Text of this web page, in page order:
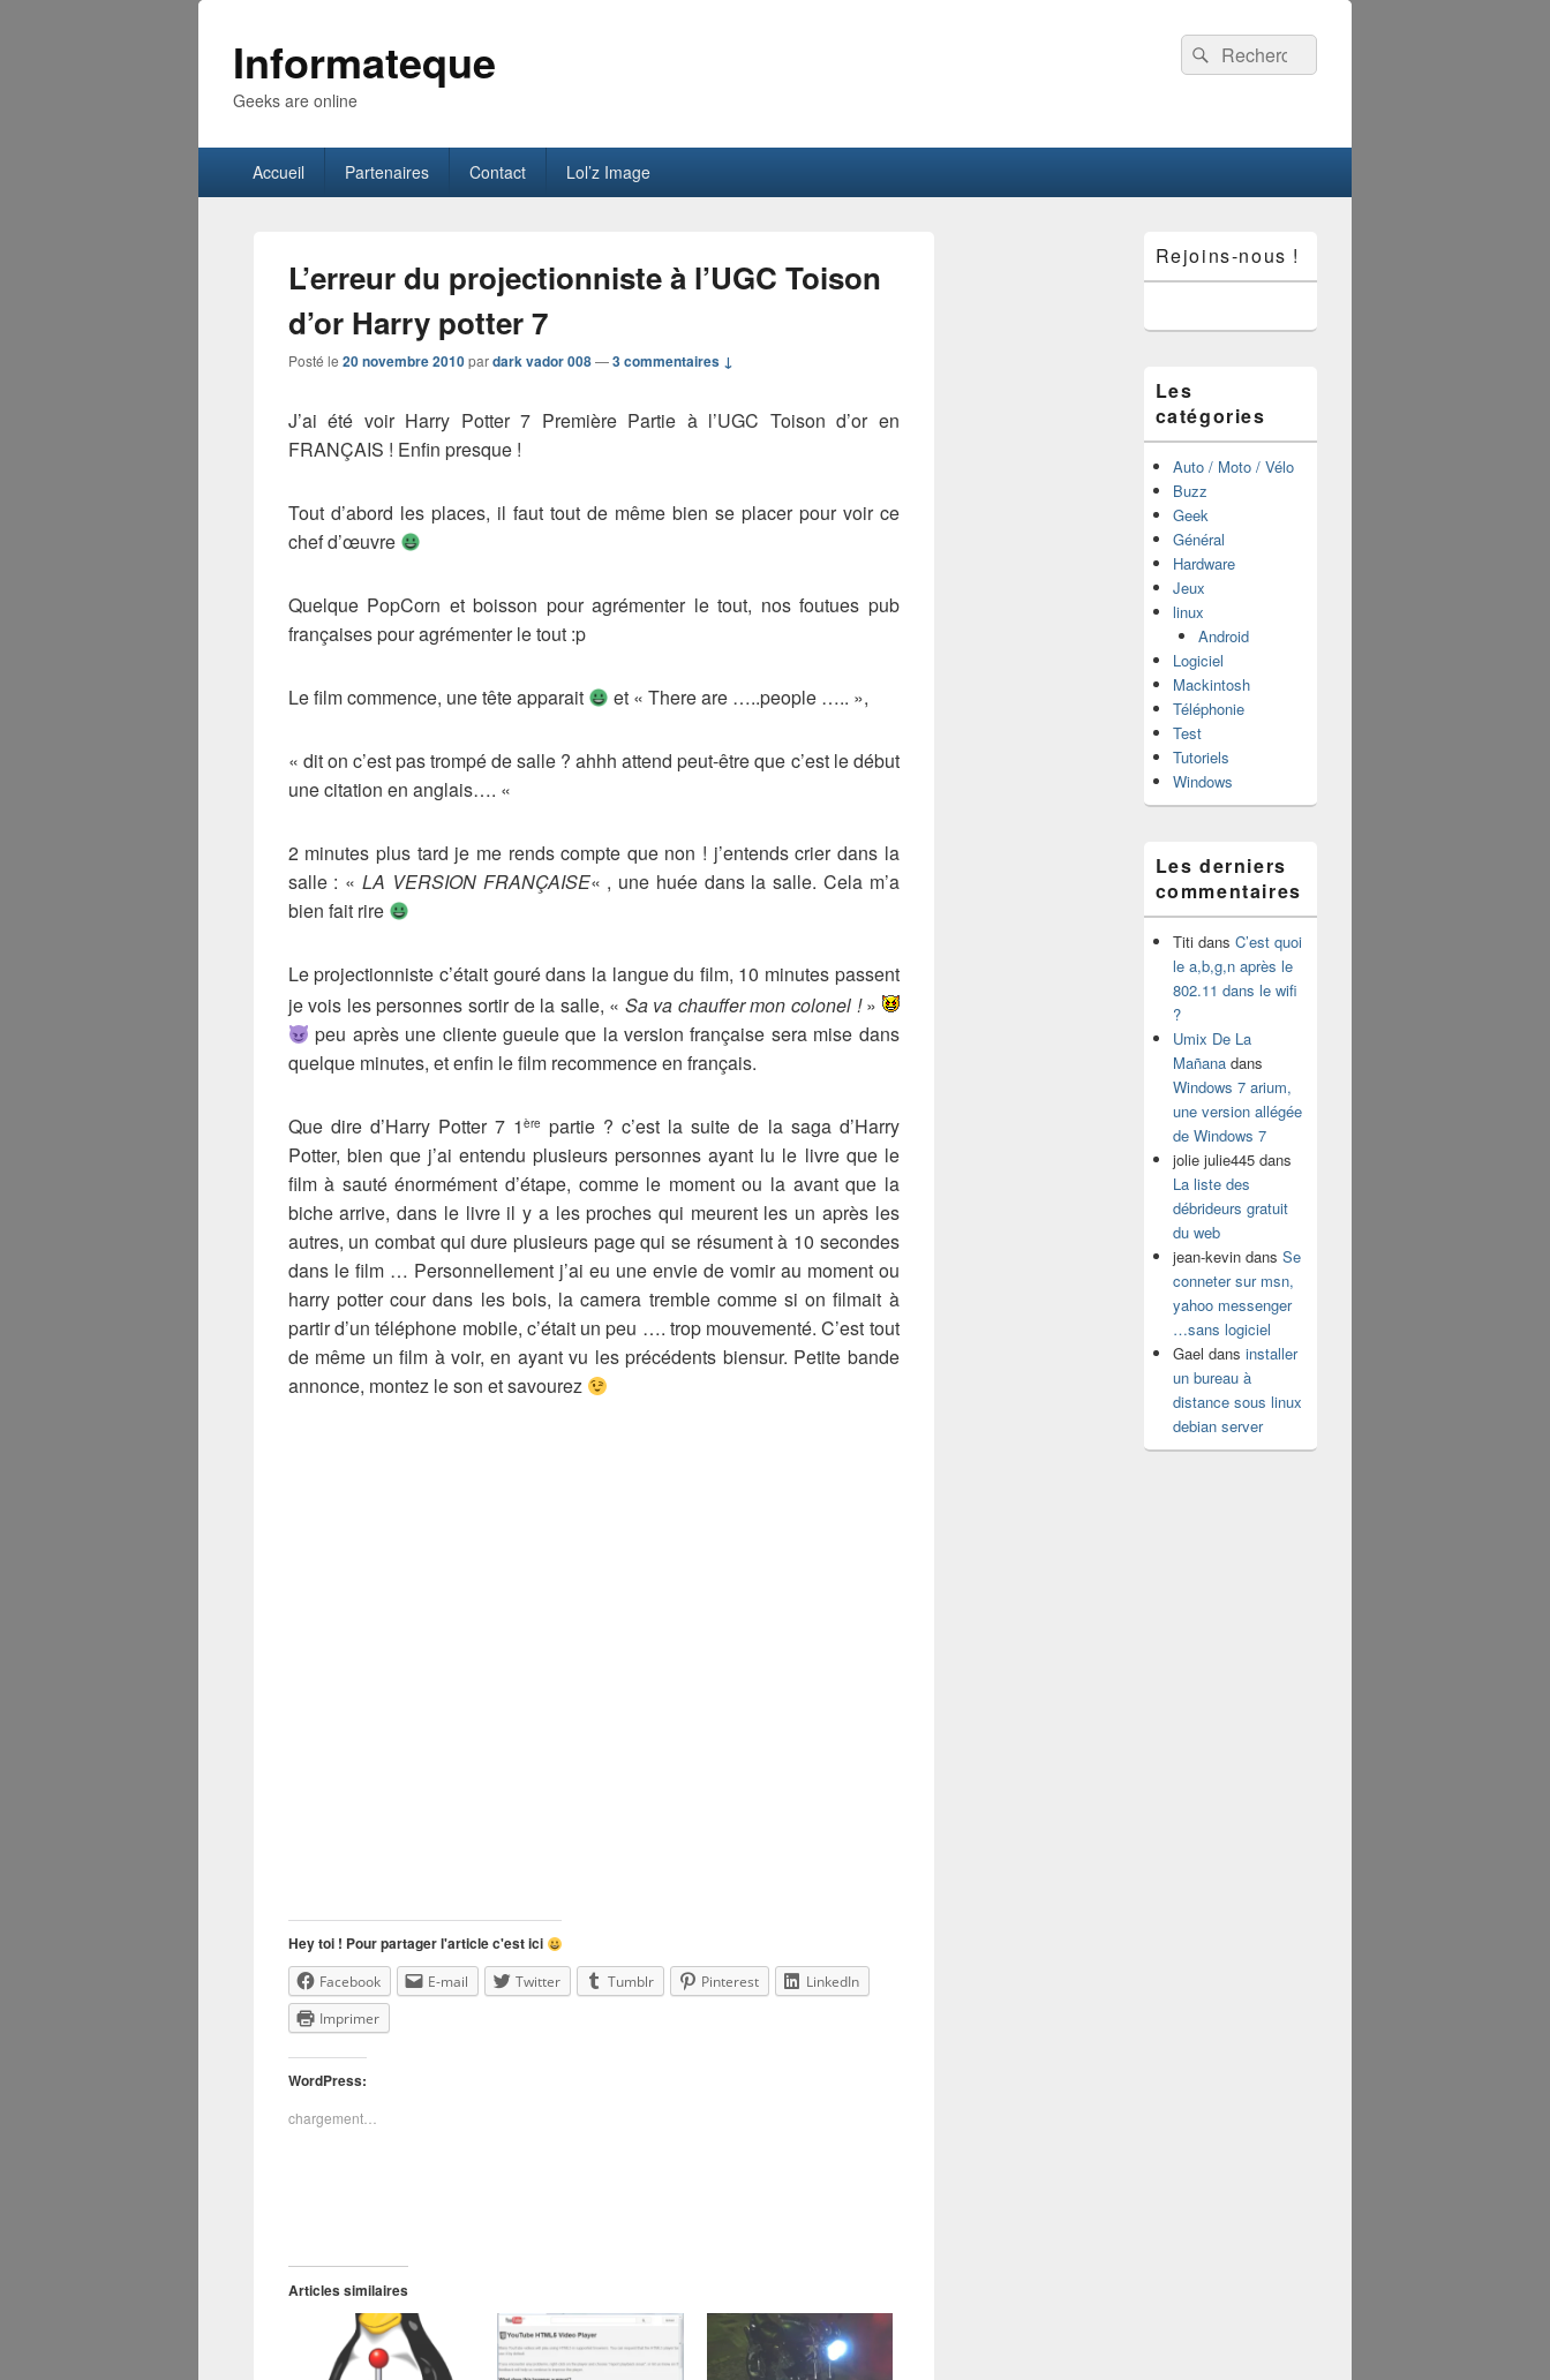
Informateque
Geeks are online
Recherche :
Rechercher
principalAccueil Partenaires Contact Lol’z Image
L’erreur du projectionniste à l’UGC Toison
d’or Harry potter 7
Posté le 20 novembre 2010pardark vador 008—3 commentaires ↓
J’ai été voir Harry Potter 7 Première Partie à l’UGC Toison d’or en
FRANÇAIS ! Enfin presque !
Tout d’abord les places, il faut tout de même bien se placer pour voir ce
chef d’œuvre
Quelque PopCorn et boisson pour agrémenter le tout, nos foutues pub
françaises pour agrémenter le tout :p
Le film commence, une tête apparait et « There are …..people ….. »,
« dit on c’est pas trompé de salle ? ahhh attend peut-être que c’est le début
une citation en anglais…. «
2 minutes plus tard je me rends compte que non ! j’entends crier dans la
salle : « LA VERSION FRANÇAISE« , une huée dans la salle. Cela m’a
bien fait rire
Le projectionniste c’était gouré dans la langue du film, 10 minutes passent
je vois les personnes sortir de la salle, « Sa va chauffer mon colonel !»
peu après une cliente gueule que la version française sera mise dans
quelque minutes, et enfin le film recommence en français.
Que dire d’Harry Potter 7 1ère partie ? c’est la suite de la saga d’Harry
Potter, bien que j’ai entendu plusieurs personnes ayant lu le livre que le
film à sauté énormément d’étape, comme le moment ou la avant que la
biche arrive, dans le livre il y a les proches qui meurent les un après les
autres, un combat qui dure plusieurs page qui se résument à 10 secondes
dans le film … Personnellement j’ai eu une envie de vomir au moment ou
harry potter cour dans les bois, la camera tremble comme si on filmait à
partir d’un téléphone mobile, c’était un peu …. trop mouvementé. C’est tout
de même un film à voir, en ayant vu les précédents biensur. Petite bande
annonce, montez le son et savourez
Hey toi ! Pour partager l'article c'est ici
Facebook E-mail Twitter Tumblr Pinterest
LinkedIn
Imprimer
WordPress:
chargement…
Articles similaires
principale
de
pour
latérale
Rejoins-nous !
Les
catégories
Auto / Moto / Vélo
Buzz
Geek
Général
Hardware
Jeux
linux
Android
Logiciel
Mackintosh
Téléphonie
Test
Tutoriels
Windows
Les derniers
commentaires
Titidans C’est quoi
le a,b,g,n après le
802.11 dans le wifi
?
Umix De La
Mañanadans
Windows 7 arium,
une version allégée
de Windows 7
jolie julie445dans
La liste des
débrideurs gratuit
du web
jean-kevindans Se
conneter sur msn,
yahoo messenger
…sans logiciel
Gael dans installer
un bureau à
distance sous linux
debian server